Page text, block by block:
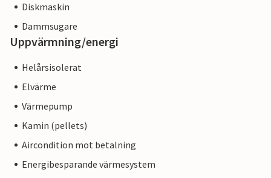
Diskmaskin
Dammsugare
Uppvärmning/energi
Helårsisolerat
Elvärme
Värmepump
Kamin (pellets)
Aircondition mot betalning
Energibesparande värmesystem